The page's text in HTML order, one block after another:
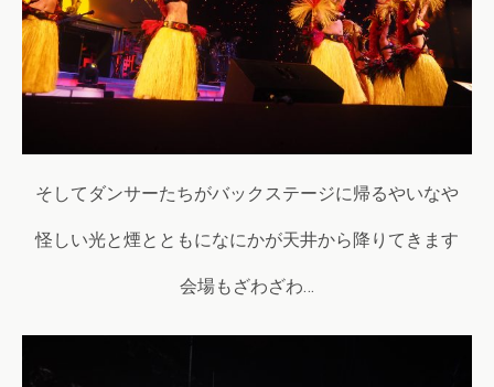
そしてダンサーたちがバックステージに帰るやいなや
怪しい光と煙とともになにかが天井から降りてきます
会場もざわざわ…